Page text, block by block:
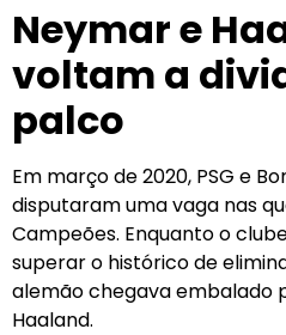
Neymar e
voltam a
palco
Em março de 2020, PSG e
disputaram uma vaga nas
Campeões. Enquanto o
superar o histórico de
alemão chegava embalado
Haaland.